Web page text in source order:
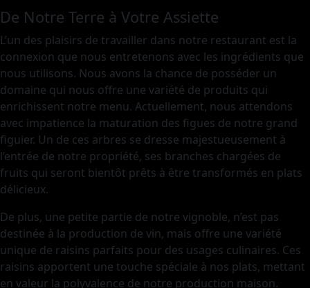
De Notre Terre à Votre Assiette
L’un des plaisirs de travailler dans notre restaurant est la
connexion que nous entretenons avec les ingrédients que
nous utilisons. Nous avons la chance de posséder un
domaine qui nous offre une variété de produits qui
enrichissent notre menu. Actuellement, nous attendons
avec impatience la maturation des figues de notre grand
figuier. Un de ces arbres se dresse majestueusement à
l’entrée de notre propriété, ses branches chargées de
fruits qui seront bientôt prêts à être transformés en plats
délicieux.
De plus, une petite partie de notre vignoble, n’est pas
destinée à la production de vin, mais offre une variété
unique de raisins parfaits pour des usages culinaires. Ces
raisins apportent une touche spéciale à nos plats, mettant
en valeur la polyvalence de notre production maison.